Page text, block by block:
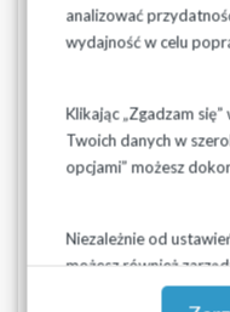
analizować
wydajność w celu
Klikając „Zgadzam
Twoich danych w
opcjami” możesz
Niezależnie od
możesz również
swojej przeglądarki.
Państwowe
Regionalnego Zarządu
Powyższa decyzja
powyższym, zgodnie z
2001 r. o zbiorowym
odprowadzaniu ścieków
taryfa